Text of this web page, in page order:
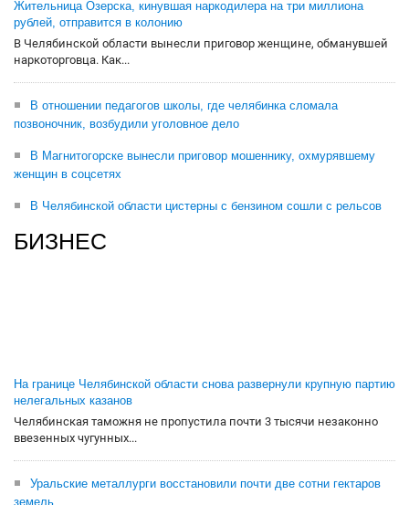
Жительница Озерска, кинувшая наркодилера на три миллиона
рублей, отправится в колонию
В Челябинской области вынесли приговор женщине, обманувшей
наркоторговца. Как...
В отношении педагогов школы, где челябинка сломала
позвоночник, возбудили уголовное дело
В Магнитогорске вынесли приговор мошеннику, охмурявшему
женщин в соцсетях
В Челябинской области цистерны с бензином сошли с рельсов
БИЗНЕС
На границе Челябинской области снова развернули крупную партию
нелегальных казанов
Челябинская таможня не пропустила почти 3 тысячи незаконно
ввезенных чугунных...
Уральские металлурги восстановили почти две сотни гектаров
земель